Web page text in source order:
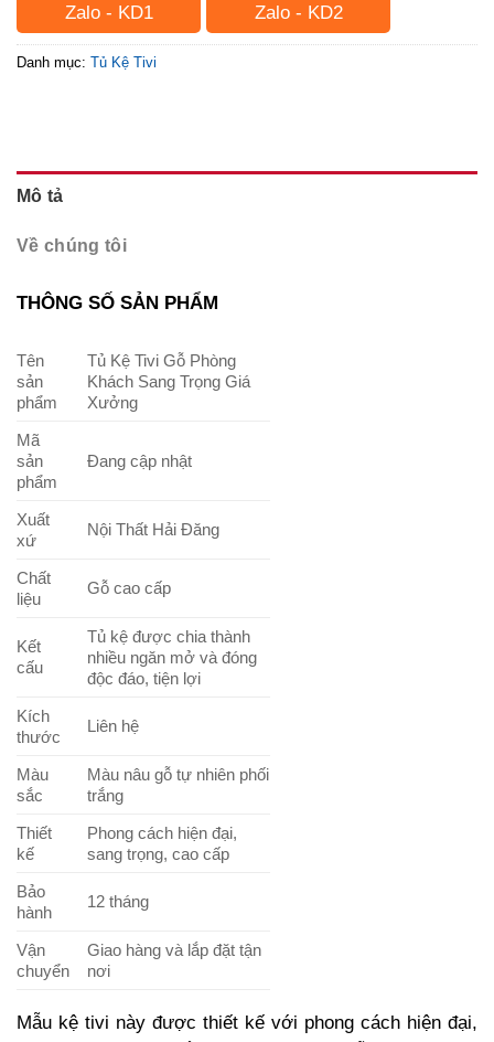
Zalo - KD1 Zalo - KD2
Danh mục: Tủ Kệ Tivi
Mô tả
Về chúng tôi
THÔNG SỐ SẢN PHẨM
Tên
sản
phẩm
Tủ Kệ Tivi Gỗ Phòng
Khách Sang Trọng Giá
Xưởng
Mã
sản
phẩm
Đang cập nhật
Xuất
xứ
Nội Thất Hải Đăng
Chất
liệu
Gỗ cao cấp
Kết
cấu
Tủ kệ được chia thành
nhiều ngăn mở và đóng
độc đáo, tiện lợi
Kích
thước
Liên hệ
Màu
sắc
Màu nâu gỗ tự nhiên phối
trắng
Thiết
kế
Phong cách hiện đại,
sang trọng, cao cấp
Bảo
hành
12 tháng
Vận
chuyển
Giao hàng và lắp đặt tận
nơi
Mẫu kệ tivi này được thiết kế với phong cách hiện đại,